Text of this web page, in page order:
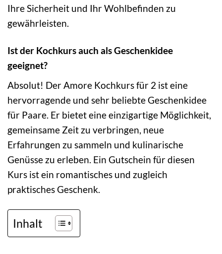
Ihre Sicherheit und Ihr Wohlbefinden zu
gewährleisten.
Ist der Kochkurs auch als Geschenkidee
geeignet?
Absolut! Der Amore Kochkurs für 2 ist eine
hervorragende und sehr beliebte Geschenkidee
für Paare. Er bietet eine einzigartige Möglichkeit,
gemeinsame Zeit zu verbringen, neue
Erfahrungen zu sammeln und kulinarische
Genüsse zu erleben. Ein Gutschein für diesen
Kurs ist ein romantisches und zugleich
praktisches Geschenk.
Inhalt